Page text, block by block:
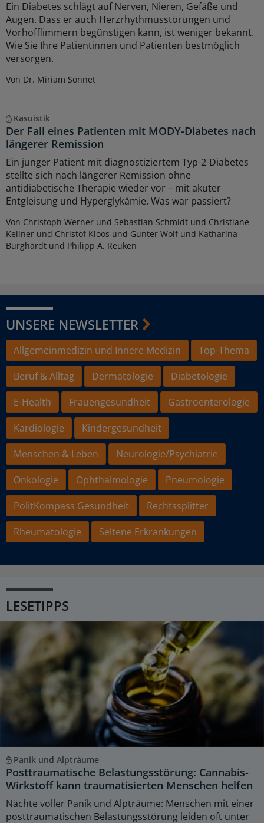
Ein Diabetes schlägt auf Nerven, Nieren, Gefäße und
Augen. Dass er auch Herzrhythmusstörungen und
Vorhofflimmern begünstigen kann, ist weniger bekannt.
Wie Sie Ihre Patientinnen und Patienten bestmöglich
versorgen.
Von Dr. Miriam Sonnet
Kasuistik
Der Fall eines Patienten mit MODY-Diabetes nach
längerer Remission
Ein junger Patient mit diagnostiziertem Typ-2-Diabetes
stellte sich nach längerer Remission ohne
antidiabetische Therapie wieder vor – mit akuter
Entgleisung und Hyperglykämie. Was war passiert?
Von Christoph Werner und Sebastian Schmidt und Christiane
Kellner und Christof Kloos und Gunter Wolf und Katharina
Burghardt und Philipp A. Reuken
UNSERE NEWSLETTER
Allgemeinmedizin und Innere Medizin
Top-Thema
Beruf & Alltag
Dermatologie
Diabetologie
E-Health
Frauengesundheit
Gastroenterologie
Kardiologie
Kindergesundheit
Menschen & Leben
Neurologie/Psychiatrie
Onkologie
Ophthalmologie
Pneumologie
PolitKompass Gesundheit
Rechtssplitter
Rheumatologie
Seltene Erkrankungen
LESETIPPS
Panik und Alpträume
Posttraumatische Belastungsstörung: Cannabis-
Wirkstoff kann traumatisierten Menschen helfen
Nächte voller Panik und Alpträume: Menschen mit einer
posttraumatischen Belastungsstörung leiden oft unter